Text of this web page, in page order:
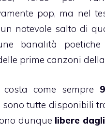
pop, ma nel
notevole salto di
banalità
prime canzoni
costa come sempre
tutte disponibili
dunque libere